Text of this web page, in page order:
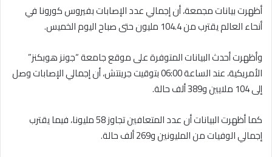
أظهرت بيانات مجمعة، أن إجمالي عدد الإصابات بفيروس كورونا في
أنحاء العالم يقترب من 104.4 مليون حتى صباح اليوم الخميس.
وأظهرت أحدث البيانات المتوفرة على موقع جامعة “جونز هوبكنز”
الأمريكية، عند الساعة 06:00 بتوقيت جرينتش، أن إجمالي الإصابات وصل
إلى 104 ملايين و389 ألف حالة.
كما أظهرت البيانات أن عدد المتعافين تجاوز 58 مليونا، فيما يقترب
إجمالي الوفيات من المليونين و269 ألف حالة.